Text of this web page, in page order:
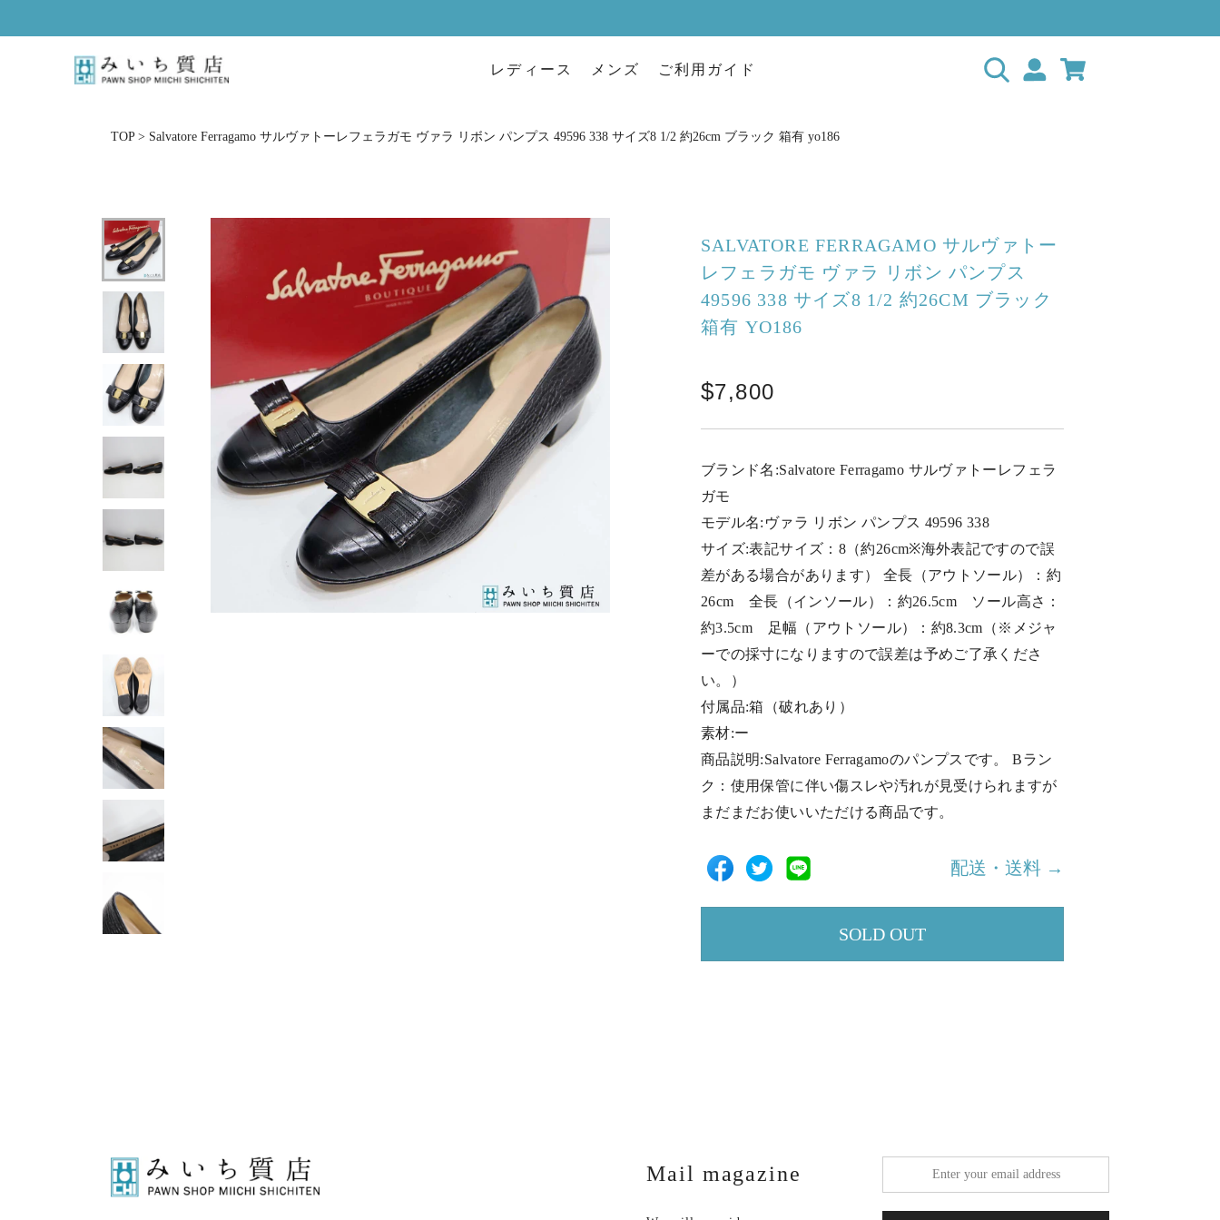
レディース メンズ ご利用ガイド
TOP > Salvatore Ferragamo サルヴァトーレフェラガモ ヴァラ リボン パンプス 49596 338 サイズ8 1/2 約26cm ブラック 箱有 yo186
SALVATORE FERRAGAMO サルヴァトー
レフェラガモ ヴァラ リボン パンプス
49596 338 サイズ8 1/2 約26CM ブラック
箱有 YO186
7,800
ブランド名:Salvatore Ferragamo サルヴァトーレフェラ
ガモ
モデル名:ヴァラ リボン パンプス 49596 338
サイズ:表記サイズ：8（約26cm※海外表記ですので誤
差がある場合があります） 全長（アウトソール）：約
26cm 全長（インソール）：約26.5cm ソール高さ：
約3.5cm 足幅（アウトソール）：約8.3cm（※メジャ
ーでの採寸になりますので誤差は予めご了承くださ
い。）
付属品:箱（破れあり）
素材:ー
商品説明:Salvatore Ferragamoのパンプスです。 Bラン
ク：使用保管に伴い傷スレや汚れが見受けられますが
まだまだお使いいただける商品です。
配送・送料 →
SOLD OUT
Mail magazine